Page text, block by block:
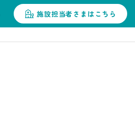
施設担当者さまはこちら